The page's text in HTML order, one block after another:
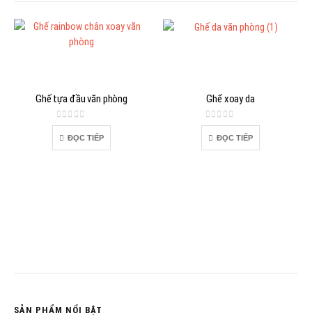
Ghế tựa đầu văn phòng
0out of 5
ĐỌC TIẾP
Ghế xoay da
0out of 5
ĐỌC TIẾP
SẢN PHẨM NỔI BẬT